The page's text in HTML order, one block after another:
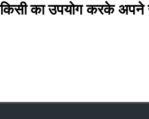
किसी का उपयोग करके